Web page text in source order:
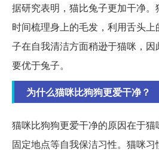
据研究表明，猫比兔子更加干净
时间梳理身上的毛发，利用舌头
子在自我清洁方面稍逊于猫咪，
要优于兔子。
为什么猫咪比狗狗更爱干净？
猫咪比狗狗更爱干净的原因在于
固定地点等自我保洁习性。猫咪